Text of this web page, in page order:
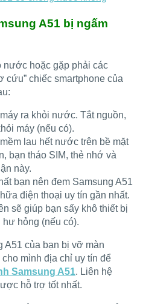
A51 bị ngấm
nước hoặc gặp phải các
chiếc smartphone của
ra khỏi nước. Tắt nguồn,
máy (nếu có).
lau hết nước trên bề mặt
bạn tháo SIM, thẻ nhớ và
này.
bạn nên đem Samsung A51
điện thoại uy tín gần nhất.
sẽ giúp bạn sấy khô thiết bị
hỏng (nếu có).
A51 của bạn bị vỡ màn
mình địa chỉ uy tín để
Samsung A51. Liên hệ
hỗ trợ tốt nhất.